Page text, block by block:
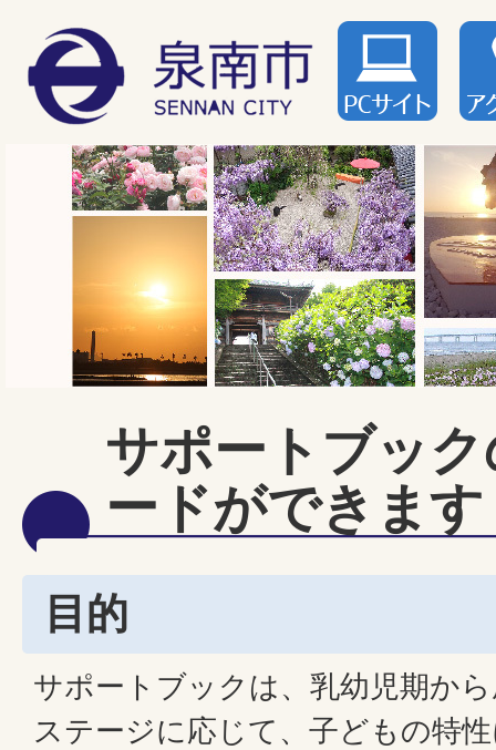
サポートブッ
ードができます
目的
サポートブックは、乳幼児期か
ステージに応じて、子どもの特